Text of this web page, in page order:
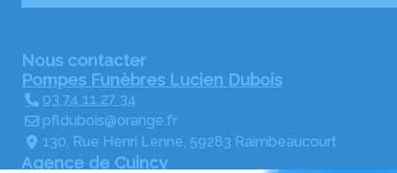
Nous contacter
Pompes Funèbres Lucien Dubois
03 74 11 27 34
pfldubois@orange.fr
130, Rue Henri Lenne, 59283 Raimbeaucourt
Agence de Cuincy